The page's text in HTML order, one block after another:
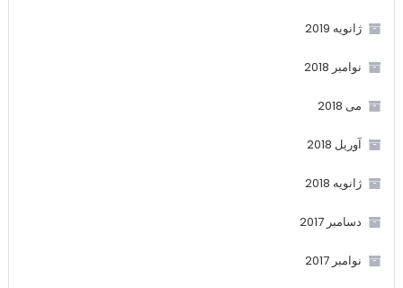
ژانویه 2019
نوامبر 2018
می 2018
آوریل 2018
ژانویه 2018
دسامبر 2017
نوامبر 2017